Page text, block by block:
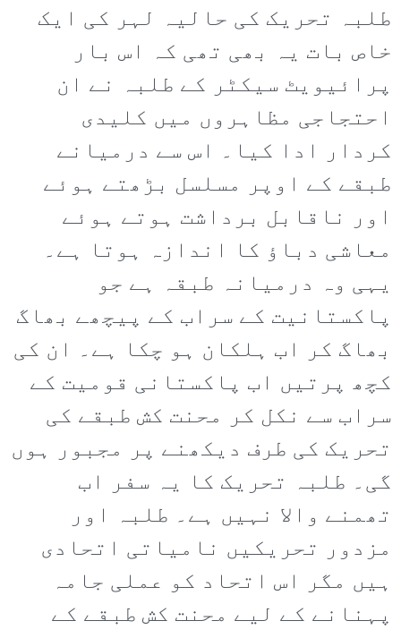
طلبہ تحریک کی حالیہ لہر کی ایک
خاص بات یہ بھی تھی کہ اس بار
پرائیویٹ سیکٹر کے طلبہ نے ان
احتجاجی مظاہروں میں کلیدی
کردار ادا کیا۔ اس سے درمیانے
طبقے کے اوپر مسلسل بڑھتے ہوئے
اور ناقابل برداشت ہوتے ہوئے
معاشی دباؤ کا اندازہ ہوتا ہے۔
یہی وہ درمیانہ طبقہ ہے جو
پاکستانیت کے سراب کے پیچھے بھاگ
بھاگ کر اب ہلکان ہو چکا ہے۔ ان کی
کچھ پرتیں اب پاکستانی قومیت کے
سراب سے نکل کر محنت کش طبقے کی
تحریک کی طرف دیکھنے پر مجبور ہوں
گی۔ طلبہ تحریک کا یہ سفر اب
تھمنے والا نہیں ہے۔ طلبہ اور
مزدور تحریکیں نامیاتی اتحادی
ہیں مگر اس اتحاد کو عملی جامہ
پہنانے کے لیے محنت کش طبقے کے